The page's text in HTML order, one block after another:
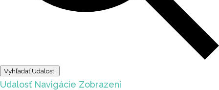
Vyhľadať Udalosti
Udalosť Navigácie Zobrazení